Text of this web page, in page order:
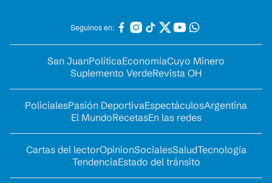
Seguinos en:
San JuanPolíticaEconomíaCuyo Minero
Suplemento VerdeRevista OH
PolicialesPasión DeportivaEspectáculosArgentina
El MundoRecetasEn las redes
Cartas del lectorOpinionSocialesSaludTecnología
TendenciaEstado del tránsito